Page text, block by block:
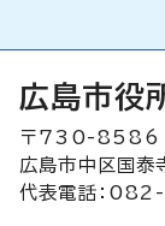
広島市役
〒730-8586
広島市中区国
代表電話：